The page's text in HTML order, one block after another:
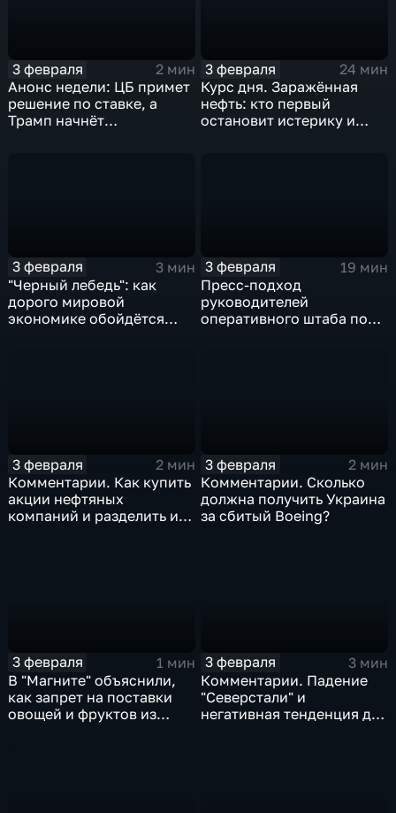
3 февраля
2 мин
Анонс недели: ЦБ примет
решение по ставке, а
Трамп начнёт
3 февраля
24 мин
Курс дня. Заражённая
нефть: кто первый
остановит истерику и
3 февраля
3 мин
"Черный лебедь": как
дорого мировой
экономике обойдётся
3 февраля
19 мин
Пресс-подход
руководителей
оперативного штаба по
3 февраля
2 мин
Комментарии. Как купить
акции нефтяных
компаний и разделить их
3 февраля
2 мин
Комментарии. Сколько
должна получить Украина
за сбитый Boeing?
3 февраля
1 мин
В "Магните" объяснили,
как запрет на поставки
овощей и фруктов из
3 февраля
3 мин
Комментарии. Падение
"Северстали" и
негативная тенденция для